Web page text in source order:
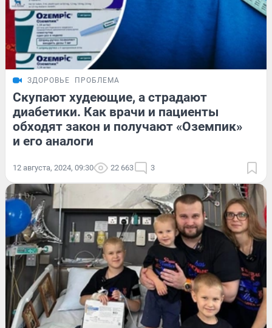
ЗДОРОВЬЕ ПРОБЛЕМА
Скупают худеющие, а страдают
диабетики. Как врачи и пациенты
обходят закон и получают «Оземпик»
и его аналоги
12 августа, 2024, 09:30 22 663 3